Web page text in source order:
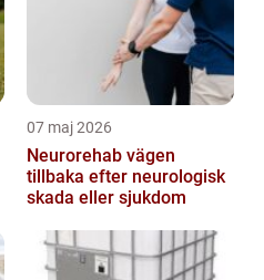
07 maj 2026
Neurorehab vägen
tillbaka efter neurologisk
skada eller sjukdom